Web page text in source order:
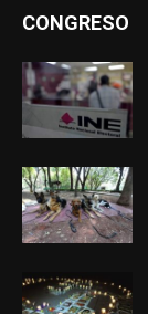
CONGRESO